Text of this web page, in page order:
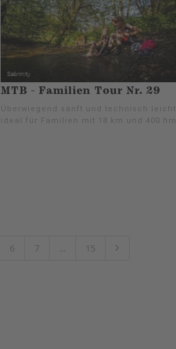
MTB - Familien Tour Nr. 29
Überwiegend sanft und technisch leicht,
ideal für Familien mit 18 km und 400 hm
6 7 15